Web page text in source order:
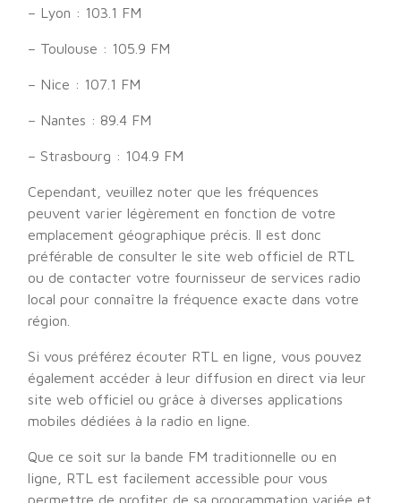
– Lyon : 103.1 FM
– Toulouse : 105.9 FM
– Nice : 107.1 FM
– Nantes : 89.4 FM
– Strasbourg : 104.9 FM
Cependant, veuillez noter que les fréquences
peuvent varier légèrement en fonction de votre
emplacement géographique précis. Il est donc
préférable de consulter le site web officiel de RTL
ou de contacter votre fournisseur de services radio
local pour connaître la fréquence exacte dans votre
région.
Si vous préférez écouter RTL en ligne, vous pouvez
également accéder à leur diffusion en direct via leur
site web officiel ou grâce à diverses applications
mobiles dédiées à la radio en ligne.
Que ce soit sur la bande FM traditionnelle ou en
ligne, RTL est facilement accessible pour vous
permettre de profiter de sa programmation variée et